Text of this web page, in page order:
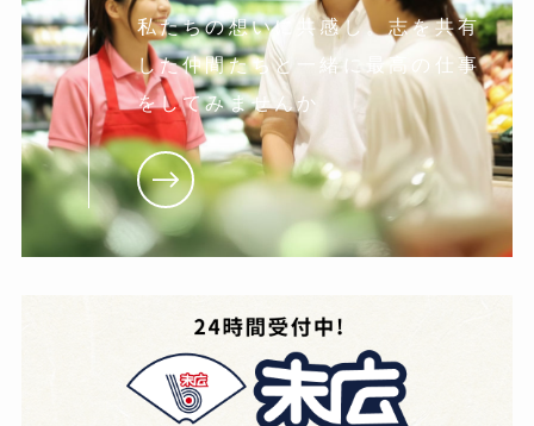
私たちの想いに共感し。志を共有
した仲間たちと一緒に最高の仕事
をしてみませんか